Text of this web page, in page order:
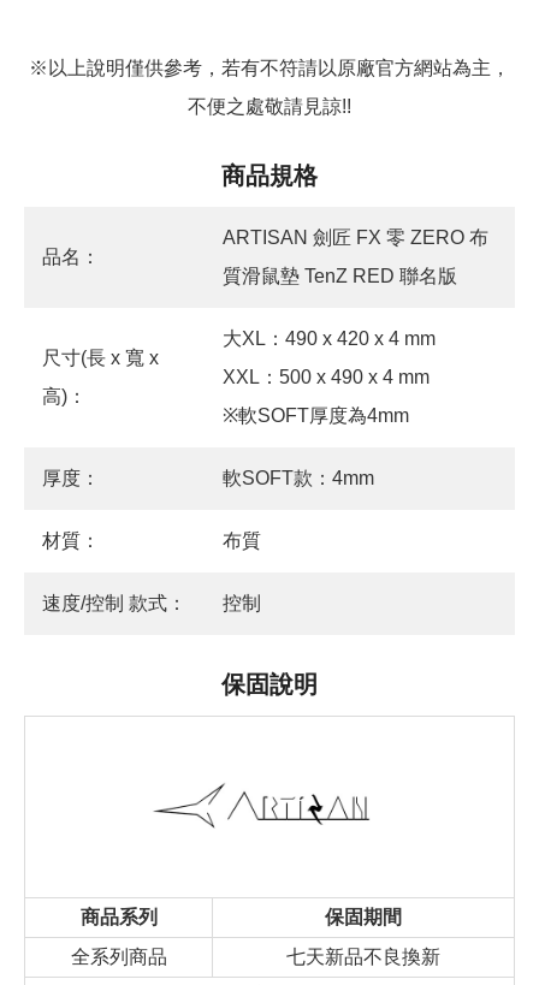
※以上說明僅供參考，若有不符請以原廠官方網站為主，
不便之處敬請見諒!!
商品規格
品名：
ARTISAN 劍匠 FX 零 ZERO 布
質滑鼠墊 TenZ RED 聯名版
尺寸(長 x 寬 x
高)：
大XL：490 x 420 x 4 mm
XXL：500 x 490 x 4 mm
※軟SOFT厚度為4mm
厚度： 軟SOFT款：4mm
材質： 布質
速度/控制 款式： 控制
保固說明
商品系列
保固期間
全系列商品
七天新品不良換新